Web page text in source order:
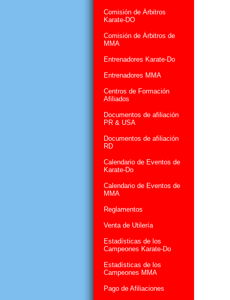
Comisión de Árbitros
Karate-DO
Comisión de Árbitros de
MMA
Entrenadores Karate-Do
Entrenadores MMA
Centros de Formación
Afiliados
Documentos de afiliación
PR & USA
Documentos de afiliación
RD
Calendario de Eventos de
Karate-Do
Calendario de Eventos de
MMA
Reglamentos
Venta de Utilería
Estadísticas de los
Campeones Karate-Do
Estadísticas de los
Campeones MMA
Pago de Afiliaciones